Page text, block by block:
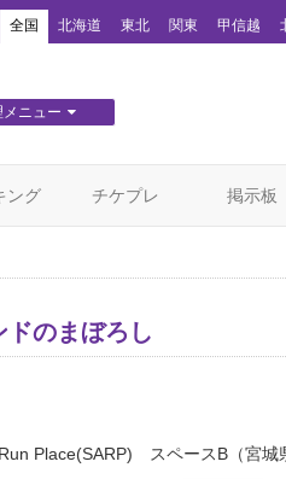
全国 北海道 東北 関東 甲信越
メニュー
ング チケプレ 掲示板
ドのまぼろし
Place(SARP) スペースB （宮城